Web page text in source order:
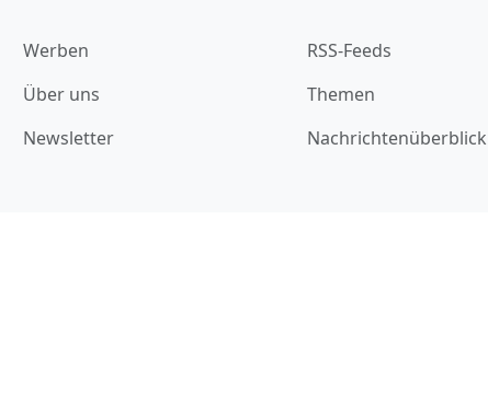
Werben
Über uns
Newsletter
RSS-Feeds
Themen
Nachrichtenüberblick